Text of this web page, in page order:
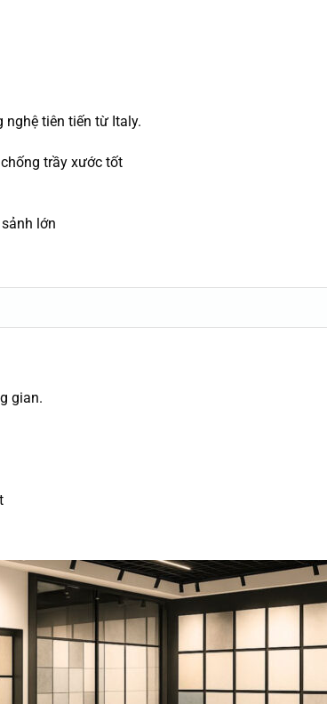
nghệ tiên tiến từ Italy.
trầy xước tốt
lớn
gian.